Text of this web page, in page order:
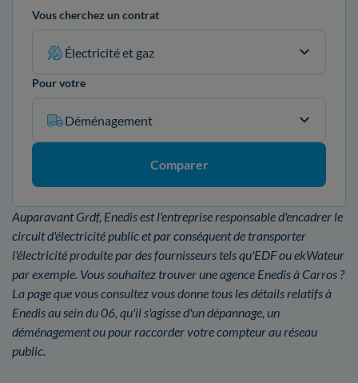
Vous cherchez un contrat
Électricité et gaz
Pour votre
Déménagement
Comparer
Auparavant Grdf, Enedis est l'entreprise responsable d'encadrer le
circuit d'électricité public et par conséquent de transporter
l'électricité produite par des fournisseurs tels qu'EDF ou ekWateur
par exemple. Vous souhaitez trouver une agence Enedis à Carros ?
La page que vous consultez vous donne tous les détails relatifs à
Enedis au sein du 06, qu'il s'agisse d'un dépannage, un
déménagement ou pour raccorder votre compteur au réseau
public.